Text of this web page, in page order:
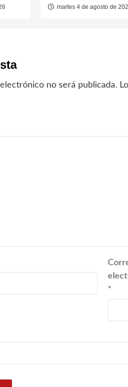
martes 4 de agosto de
no será publicada.
*